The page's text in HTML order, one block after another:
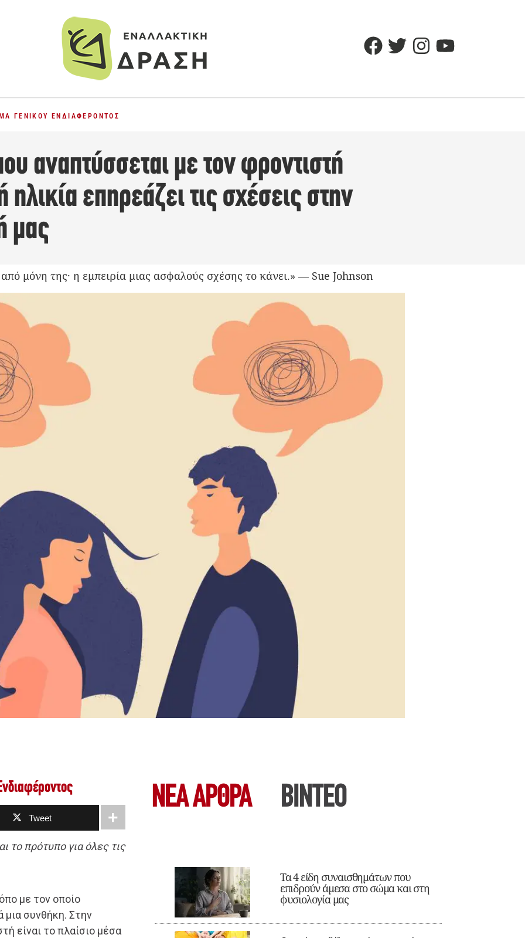
ΓΕΝΙΚΟΎ ΕΝΔΙΑΦΈΡΟΝΤΟΣ
αναπτύσσεται με τον φροντιστή
ηλικία επηρεάζει τις σχέσεις στην
μας
μόνη της· η εμπειρία μιας ασφαλούς σχέσης το κάνει.» — Sue Johnson
Tweet
το πρότυπο για όλες τις
με τον οποίο
μια συνθήκη. Στην
είναι το πλαίσιο μέσα
ΝΕΑ ΆΡΘΡΑ ΒΙΝΤΕΟ
Τα 4 είδη συναισθημάτων που
επιδρούν άμεσα στο σώμα και στη
φυσιολογία μας